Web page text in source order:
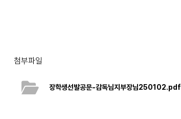
첨부파일
장학생선발공문-감독님지부장님250102.pdf